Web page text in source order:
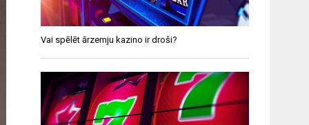
Vai spēlēt ārzemju kazino ir droši?